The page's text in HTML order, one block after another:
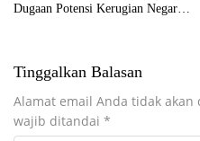
Dugaan Potensi Kerugian Negara
Tinggalkan Balasan
Alamat email Anda tidak akan
wajib ditandai *